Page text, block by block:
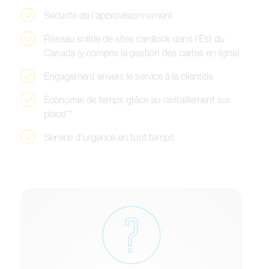
Sécurité de l’approvisionnement
Réseau solide de sites cardlock dans l’Est du
Canada (y compris la gestion des cartes en ligne)
Engagement envers le service à la clientèle
Économie de temps grâce au ravitaillement sur
place* *
Service d’urgence en tout temps